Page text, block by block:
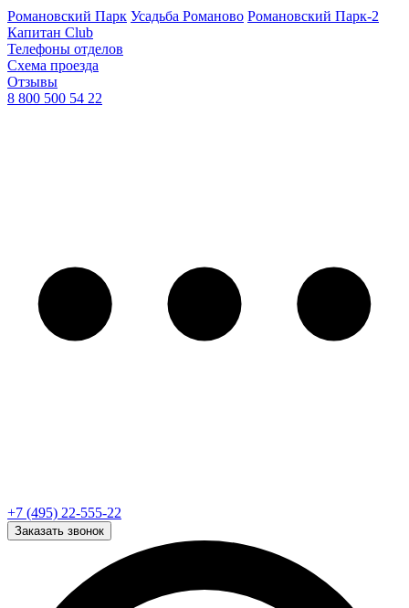
Романовский Парк Усадьба Романово Романовский Парк-2
Капитан Club
Телефоны отделов
Схема проезда
Отзывы
8 800 500 54 22
+7 (495) 22-555-22
Заказать звонок